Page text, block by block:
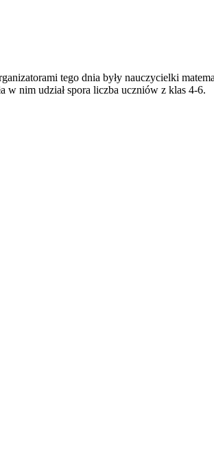
tego dnia były nauczycielki
w nim udział spora liczba uczniów z klas 4-6.